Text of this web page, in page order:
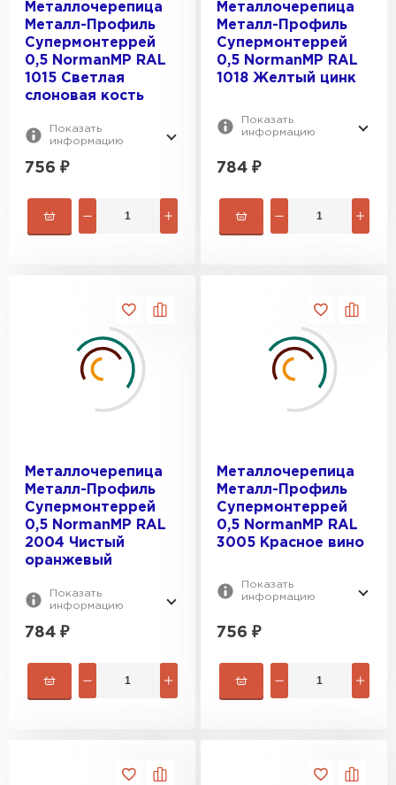
Металлочерепица
Металл-Профиль
Супермонтеррей
0,5 NormanMP RAL
1015 Светлая
слоновая кость
Показать
информацию
756 ₽
Металлочерепица
Металл-Профиль
Супермонтеррей
0,5 NormanMP RAL
1018 Желтый цинк
Показать
информацию
784 ₽
Металлочерепица
Металл-Профиль
Супермонтеррей
0,5 NormanMP RAL
2004 Чистый
оранжевый
Показать
информацию
784 ₽
Металлочерепица
Металл-Профиль
Супермонтеррей
0,5 NormanMP RAL
3005 Красное вино
Показать
информацию
756 ₽